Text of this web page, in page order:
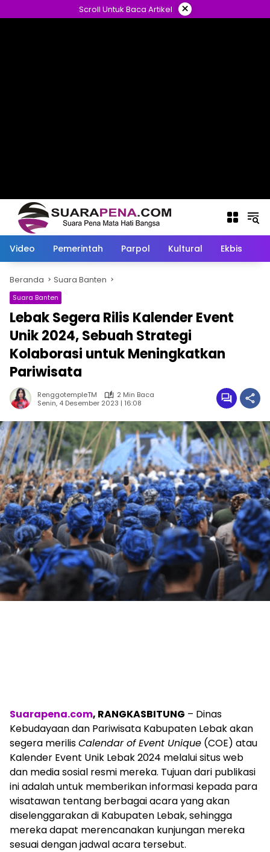
ke
Scroll Untuk Baca Artikel ×
Video Pemerintah Parpol Kultural Ekbis
Beranda Suara Banten
Suara Banten
Lebak Segera Rilis Kalender Event
Unik 2024, Sebuah Strategi
Kolaborasi untuk Meningkatkan
Pariwisata
RenggotempleTM
2 Min Baca
Senin, 4 Desember 2023 | 16:08
Suarapena.com, RANGKASBITUNG – Dinas
Kebudayaan dan Pariwisata Kabupaten Lebak akan
segera merilisCalendar of Event Unique (COE) atau
Kalender Event Unik Lebak 2024 melalui situs web
dan media sosial resmi mereka. Tujuan dari publikasi
ini adalah untuk memberikan informasi kepada para
wisatawan tentang berbagai acara yang akan
diselenggarakan di Kabupaten Lebak, sehingga
mereka dapat merencanakan kunjungan mereka
sesuai dengan jadwal acara tersebut.